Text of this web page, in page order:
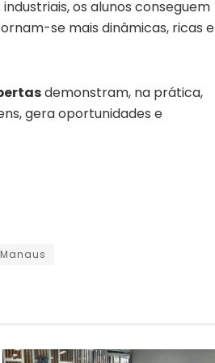
os alunos conseguem
se mais dinâmicas, ricas e
demonstram, na prática,
gera oportunidades e